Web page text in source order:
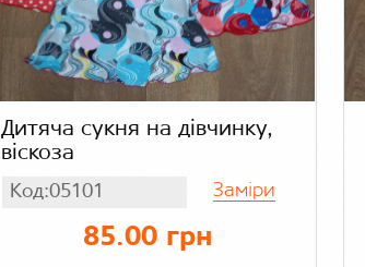
Дитяча сукня на дівчинку,
віскоза
Код:05101 Заміри
85.00 грн